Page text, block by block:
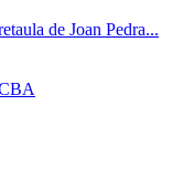
de Joan Pedra...